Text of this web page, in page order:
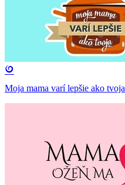
Moja mama varí lepšie ako tvoja